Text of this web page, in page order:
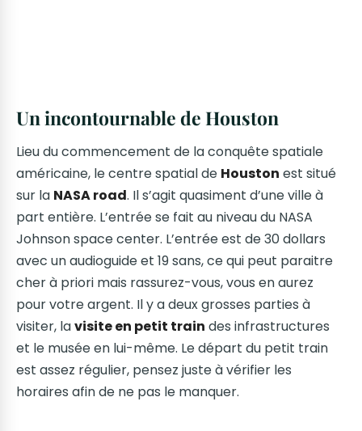
Un incontournable de Houston
Lieu du commencement de la conquête spatiale
américaine, le centre spatial de Houston est situé
sur la NASA road. Il s’agit quasiment d’une ville à
part entière. L’entrée se fait au niveau du NASA
Johnson space center. L’entrée est de 30 dollars
avec un audioguide et 19 sans, ce qui peut paraitre
cher à priori mais rassurez-vous, vous en aurez
pour votre argent. Il y a deux grosses parties à
visiter, lavisite en petit train des infrastructures
et le musée en lui-même. Le départ du petit train
est assez régulier, pensez juste à vérifier les
horaires afin de ne pas le manquer.